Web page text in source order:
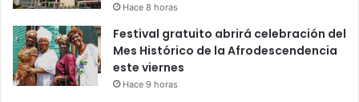
Hace 8 horas
Festival gratuito abrirá celebración del
Mes Histórico de la Afrodescendencia
este viernes
Hace 9 horas